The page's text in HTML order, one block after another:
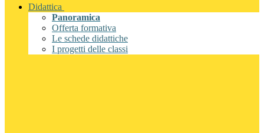
Didattica
Panoramica
Offerta formativa
Le schede didattiche
I progetti delle classi